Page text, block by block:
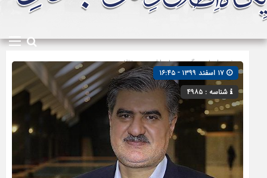
صفحه اصلی» گروه »یادداشت و مقالات
شناسه : ۴۹۸۵